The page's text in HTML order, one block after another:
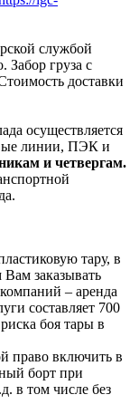
службой
Забор груза с
доставки
осуществляется
линии, ПЭК и
и четвергам.
тару, в
Вам заказывать
– аренда
составляет 700
боя тары в
право включить в
борт при
в том числе без